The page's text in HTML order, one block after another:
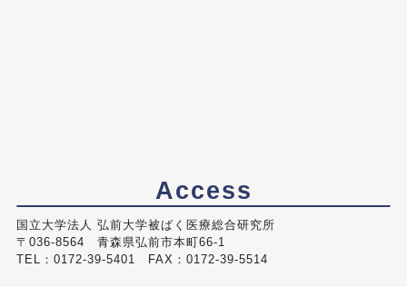
Access
国立大学法人 弘前大学被ばく医療総合研究所
〒036-8564 青森県弘前市本町66-1
TEL：0172-39-5401 FAX：0172-39-5514